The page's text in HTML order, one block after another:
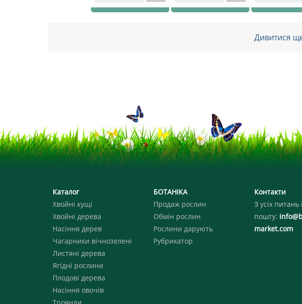
Дивитися
Каталог
Хвойні кущі
Хвойні дерева
Насіння дерев
Чагарники вічнозелені
Листяні дерева
Ягідні рослини
Плодові дерева
Насіння овочів
БОТАНІКА
Продаж рослин
Обмін рослин
Рослини дарують
Рубрикатор
Контакти
З усіх
пошту:
market.com